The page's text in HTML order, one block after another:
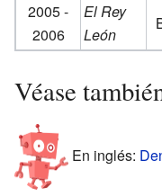
2005 -
2006
El Rey
León
Véase
En inglés: